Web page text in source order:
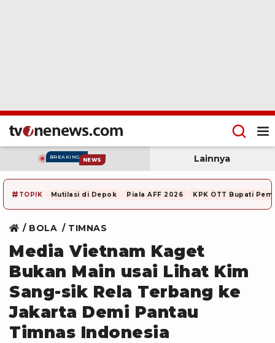
BREAKING NEWS Lainnya
# TOPIK Mutilasi di Depok Piala AFF 2026 KPK OTT Bupati
BOLA TIMNAS
Media Vietnam Kaget
Bukan Main usai Lihat Kim
Sang-sik Rela Terbang ke
Jakarta Demi Pantau
Timnas Indonesia